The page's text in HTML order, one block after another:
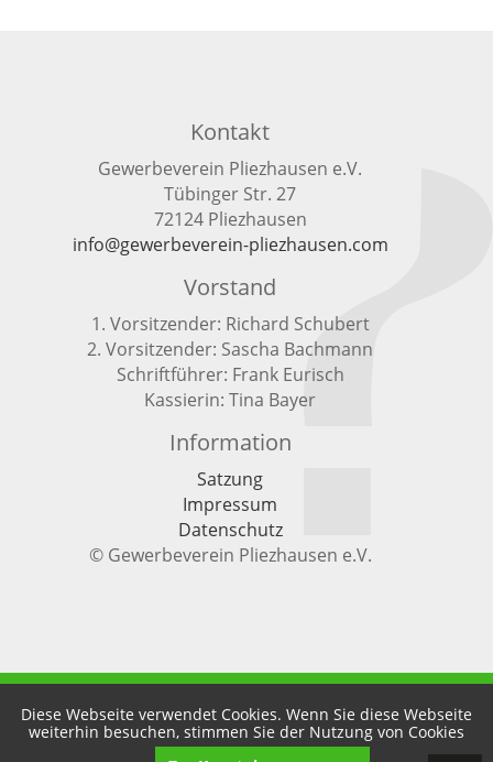
Kontakt
Gewerbeverein Pliezhausen e.V.
Tübinger Str. 27
72124 Pliezhausen
info@gewerbeverein-pliezhausen.com
Vorstand
1. Vorsitzender: Richard Schubert
2. Vorsitzender: Sascha Bachmann
Schriftführer: Frank Eurisch
Kassierin: Tina Bayer
Information
Satzung
Impressum
Datenschutz
© Gewerbeverein Pliezhausen e.V.
Diese Webseite verwendet Cookies. Wenn Sie diese Webseite
weiterhin besuchen, stimmen Sie der Nutzung von Cookies